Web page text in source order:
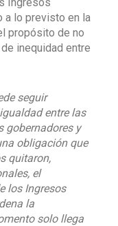
a lo previsto en la
propósito de no
inequidad entre
seguir
entre las
gobernadores y
obligación que
quitaron,
el
los Ingresos
la
solo llega